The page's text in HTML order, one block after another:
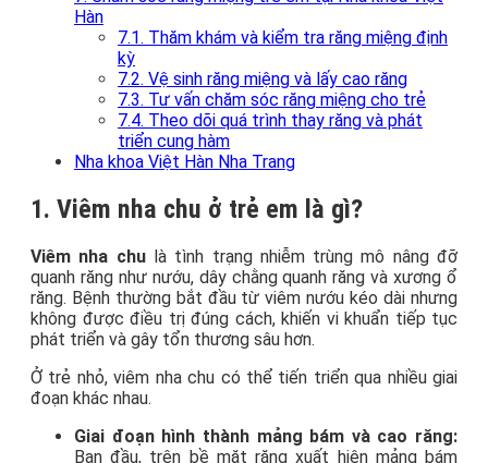
Hàn
7.1. Thăm khám và kiểm tra răng miệng định
kỳ
7.2. Vệ sinh răng miệng và lấy cao răng
7.3. Tư vấn chăm sóc răng miệng cho trẻ
7.4. Theo dõi quá trình thay răng và phát
triển cung hàm
Nha khoa Việt Hàn Nha Trang
1. Viêm nha chu ở trẻ em là gì?
Viêm nha chulà tình trạng nhiễm trùng mô nâng đỡ
quanh răng như nướu, dây chằng quanh răng và xương ổ
răng. Bệnh thường bắt đầu từ viêm nướu kéo dài nhưng
không được điều trị đúng cách, khiến vi khuẩn tiếp tục
phát triển và gây tổn thương sâu hơn.
Ở trẻ nhỏ, viêm nha chu có thể tiến triển qua nhiều giai
đoạn khác nhau.
Giai đoạn hình thành mảng bám và cao răng:
Ban đầu, trên bề mặt răng xuất hiện mảng bám